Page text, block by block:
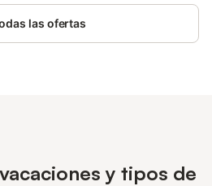
de un carril estrecho de tierra de
las ofertas
y tipos de